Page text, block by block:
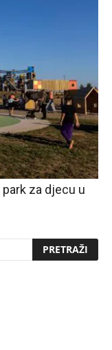
za djecu u